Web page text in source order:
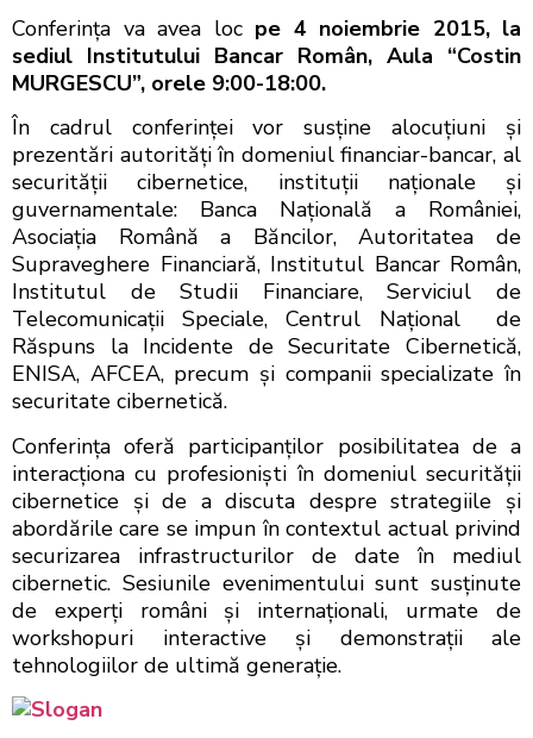
Conferinţa va avea loc pe 4 noiembrie 2015, la
sediul Institutului Bancar Român, Aula “Costin
MURGESCU”, orele 9:00-18:00.
În cadrul conferinţei vor susține alocuţiuni şi
prezentări autorităţi în domeniul financiar-bancar, al
securităţii cibernetice, instituţii naţionale şi
guvernamentale: Banca Naţională a României,
Asociaţia Română a Băncilor, Autoritatea de
Supraveghere Financiară, Institutul Bancar Român,
Institutul de Studii Financiare, Serviciul de
Telecomunicaţii Speciale, Centrul Naţional de
Răspuns la Incidente de Securitate Cibernetică,
ENISA, AFCEA, precum şi companii specializate în
securitate cibernetică.
Conferinţa oferă participanţilor posibilitatea de a
interacţiona cu profesionişti în domeniul securităţii
cibernetice şi de a discuta despre strategiile şi
abordările care se impun în contextul actual privind
securizarea infrastructurilor de date în mediul
cibernetic. Sesiunile evenimentului sunt susţinute
de experţi români şi internaţionali, urmate de
workshopuri interactive şi demonstraţii ale
tehnologiilor de ultimă generaţie.